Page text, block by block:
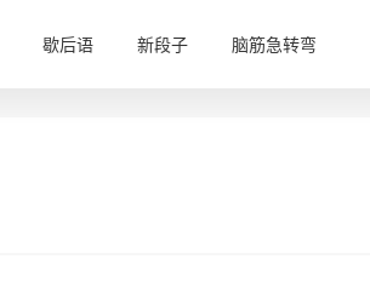
歇后语 新段子 脑筋急转弯